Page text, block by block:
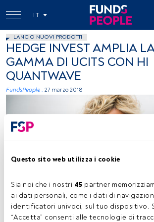
Questo sito web utilizza i cookie
Sia noi che i nostri 45 partner
ai dati personali, come i dati di
identificatori univoci, sul tuo dispositivo.
“Accetta” consenti alle tecnologie di
IT
LANCIO NUOVI PRODOTTI
HEDGE INVEST AMPLIA
GAMMA DI UCITS CON HI
QUANTWAVE
FundsPeople . 27 marzo 2018
Tempo di lettura:1 min.